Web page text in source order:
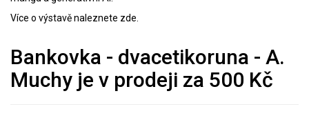
Více o výstavě naleznete zde
Bankovka - dvacetikoruna - A.
Muchy je v prodeji za 500 Kč